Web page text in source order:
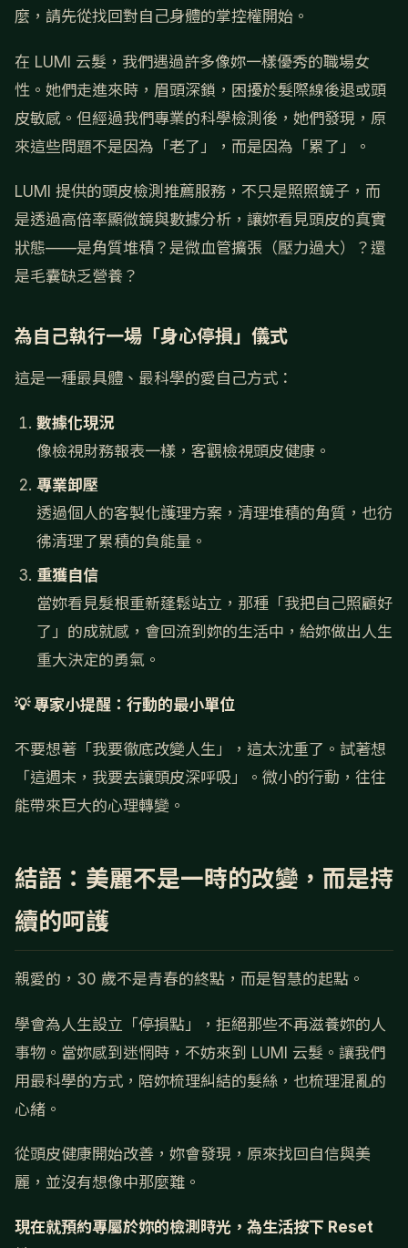
麼，請先從找回對自己身體的掌控權開始。
在 LUMI 云髮，我們遇過許多像妳一樣優秀的職場女
性。她們走進來時，眉頭深鎖，困擾於髮際線後退或頭
皮敏感。但經過我們專業的科學檢測後，她們發現，原
來這些問題不是因為「老了」，而是因為「累了」。
LUMI 提供的頭皮檢測推薦服務，不只是照照鏡子，而
是透過高倍率顯微鏡與數據分析，讓妳看見頭皮的真實
狀態——是角質堆積？是微血管擴張（壓力過大）？還
是毛囊缺乏營養？
為自己執行一場「身心停損」儀式
這是一種最具體、最科學的愛自己方式：
數據化現況
像檢視財務報表一樣，客觀檢視頭皮健康。
專業卸壓
透過個人的客製化護理方案，清理堆積的角質，也彷
彿清理了累積的負能量。
重獲自信
當妳看見髮根重新蓬鬆站立，那種「我把自己照顧好
了」的成就感，會回流到妳的生活中，給妳做出人生
重大決定的勇氣。
💡 專家小提醒：行動的最小單位
不要想著「我要徹底改變人生」，這太沈重了。試著想
「這週末，我要去讓頭皮深呼吸」。微小的行動，往往
能帶來巨大的心理轉變。
結語：美麗不是一時的改變，而是持
續的呵護
親愛的，30 歲不是青春的終點，而是智慧的起點。
學會為人生設立「停損點」，拒絕那些不再滋養妳的人
事物。當妳感到迷惘時，不妨來到 LUMI 云髮。讓我們
用最科學的方式，陪妳梳理糾結的髮絲，也梳理混亂的
心緒。
從頭皮健康開始改善，妳會發現，原來找回自信與美
麗，並沒有想像中那麼難。
現在就預約專屬於妳的檢測時光，為生活按下 Reset